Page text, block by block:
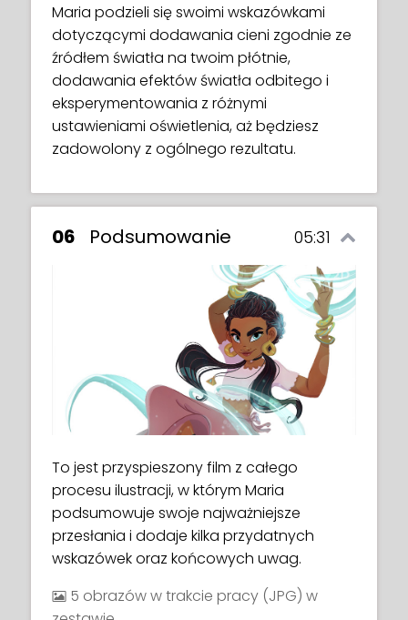
Maria podzieli się swoimi wskazówkami
dotyczącymi dodawania cieni zgodnie ze
źródłem światła na twoim płótnie,
dodawania efektów światła odbitego i
eksperymentowania z różnymi
ustawieniami oświetlenia, aż będziesz
zadowolony z ogólnego rezultatu.
06 Podsumowanie 05:31
To jest przyspieszony film z całego
procesu ilustracji, w którym Maria
podsumowuje swoje najważniejsze
przesłania i dodaje kilka przydatnych
wskazówek oraz końcowych uwag.
5 obrazów w trakcie pracy (JPG) w